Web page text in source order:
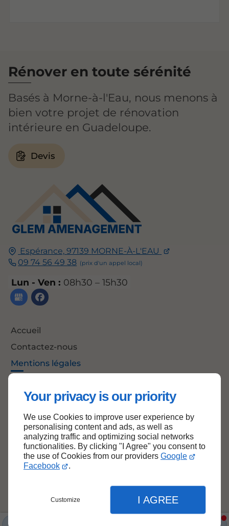
Your privacy is our priority
We use Cookies to improve user experience by
personalising content and ads, as well as
analyzing traffic and optimizing social networks
functionalities. By clicking "I Agree" you consent to
the use of Cookies from our providers Google
Facebook
.
Customize I AGREE
Espérance, 97139 MORNE-À-L'EAU
09 74 56 49 38
Lun - Ven : 08h30 – 15h30
Accueil
Contactez-nous
Mentions légales
Rénover en toute sérénité
Basés à Morne-à-l'Eau, nous menons à
bien votre projet de rénovation
intérieure en Guadeloupe.
Devis
Haut de page